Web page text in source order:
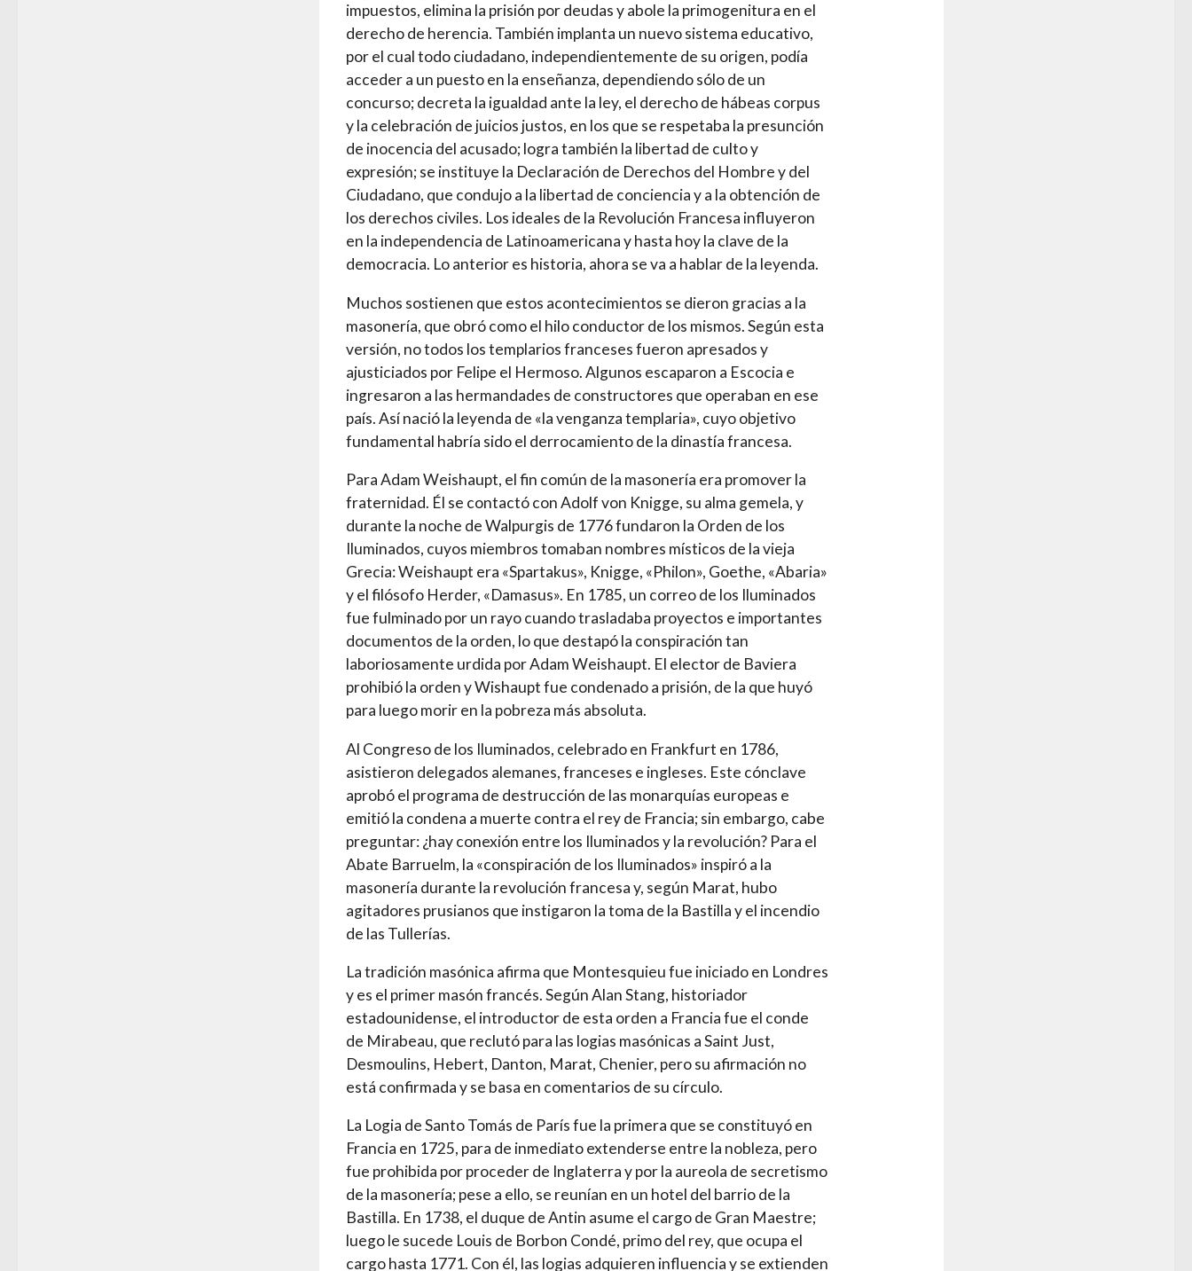
impuestos, elimina la prisión por deudas y abole la primogenitura en el
derecho de herencia. También implanta un nuevo sistema educativo,
por el cual todo ciudadano, independientemente de su origen, podía
acceder a un puesto en la enseñanza, dependiendo sólo de un
concurso; decreta la igualdad ante la ley, el derecho de hábeas corpus
y la celebración de juicios justos, en los que se respetaba la presunción
de inocencia del acusado; logra también la libertad de culto y
expresión; se instituye la Declaración de Derechos del Hombre y del
Ciudadano, que condujo a la libertad de conciencia y a la obtención de
los derechos civiles. Los ideales de la Revolución Francesa influyeron
en la independencia de Latinoamericana y hasta hoy la clave de la
democracia. Lo anterior es historia, ahora se va a hablar de la leyenda.
Muchos sostienen que estos acontecimientos se dieron gracias a la
masonería, que obró como el hilo conductor de los mismos. Según esta
versión, no todos los templarios franceses fueron apresados y
ajusticiados por Felipe el Hermoso. Algunos escaparon a Escocia e
ingresaron a las hermandades de constructores que operaban en ese
país. Así nació la leyenda de «la venganza templaria», cuyo objetivo
fundamental habría sido el derrocamiento de la dinastía francesa.
Para Adam Weishaupt, el fin común de la masonería era promover la
fraternidad. Él se contactó con Adolf von Knigge, su alma gemela, y
durante la noche de Walpurgis de 1776 fundaron la Orden de los
Iluminados, cuyos miembros tomaban nombres místicos de la vieja
Grecia: Weishaupt era «Spartakus», Knigge, «Philon», Goethe, «Abaria»
y el filósofo Herder, «Damasus». En 1785, un correo de los Iluminados
fue fulminado por un rayo cuando trasladaba proyectos e importantes
documentos de la orden, lo que destapó la conspiración tan
laboriosamente urdida por Adam Weishaupt. El elector de Baviera
prohibió la orden y Wishaupt fue condenado a prisión, de la que huyó
para luego morir en la pobreza más absoluta.
Al Congreso de los Iluminados, celebrado en Frankfurt en 1786,
asistieron delegados alemanes, franceses e ingleses. Este cónclave
aprobó el programa de destrucción de las monarquías europeas e
emitió la condena a muerte contra el rey de Francia; sin embargo, cabe
preguntar: ¿hay conexión entre los Iluminados y la revolución? Para el
Abate Barruelm, la «conspiración de los Iluminados» inspiró a la
masonería durante la revolución francesa y, según Marat, hubo
agitadores prusianos que instigaron la toma de la Bastilla y el incendio
de las Tullerías.
La tradición masónica afirma que Montesquieu fue iniciado en Londres
y es el primer masón francés. Según Alan Stang, historiador
estadounidense, el introductor de esta orden a Francia fue el conde
de Mirabeau, que reclutó para las logias masónicas a Saint Just,
Desmoulins, Hebert, Danton, Marat, Chenier, pero su afirmación no
está confirmada y se basa en comentarios de su círculo.
La Logia de Santo Tomás de París fue la primera que se constituyó en
Francia en 1725, para de inmediato extenderse entre la nobleza, pero
fue prohibida por proceder de Inglaterra y por la aureola de secretismo
de la masonería; pese a ello, se reunían en un hotel del barrio de la
Bastilla. En 1738, el duque de Antin asume el cargo de Gran Maestre;
luego le sucede Louis de Borbon Condé, primo del rey, que ocupa el
cargo hasta 1771. Con él, las logias adquieren influencia y se extienden